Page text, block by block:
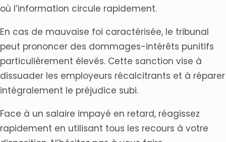
où l’information circule rapidement.
En cas de mauvaise foi caractérisée, le tribunal
peut prononcer des dommages-intérêts punitifs
particulièrement élevés. Cette sanction vise à
dissuader les employeurs récalcitrants et à réparer
intégralement le préjudice subi.
Face à un salaire impayé en retard, réagissez
rapidement en utilisant tous les recours à votre